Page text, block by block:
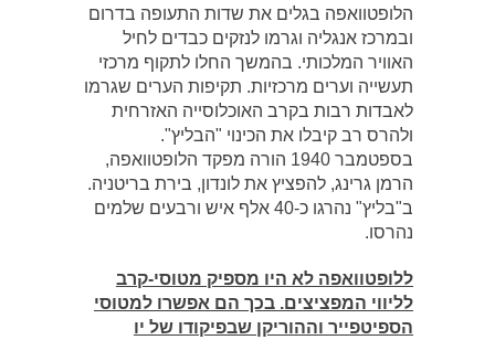
הלופטוואפה בגלים את שדות התעופה בדרום
ובמרכז אנגליה וגרמו לנזקים כבדים לחיל
האוויר המלכותי. בהמשך החלו לתקוף מרכזי
תעשייה וערים מרכזיות. תקיפות הערים שגרמו
לאבדות רבות בקרב האוכלוסייה האזרחית
ולהרס רב קיבלו את הכינוי "הבליץ".
בספטמבר 1940 הורה מפקד הלופטוואפה,
הרמן גרינג, להפציץ את לונדון, בירת בריטניה.
ב"בליץ" נהרגו כ-40 אלף איש ורבעים שלמים
נהרסו.
ללופטוואפה לא היו מספיק מטוסי-קרב
לליווי המפציצים. בכך הם אפשרו למטוסי
הספיטפייר וההוריקן שבפיקודו של יו